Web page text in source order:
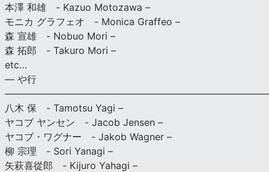
本澤 和雄 - Kazuo Motozawa –
モニカ グラフェオ - Monica Graffeo –
森 宣雄 - Nobuo Mori –
森 拓郎 - Takuro Mori –
etc…
— や行
八木 保 - Tamotsu Yagi –
ヤコブ ヤンセン - Jacob Jensen –
ヤコブ・ワグナー - Jakob Wagner –
柳 宗理 - Sori Yanagi –
矢萩喜從郎 - Kijuro Yahagi –